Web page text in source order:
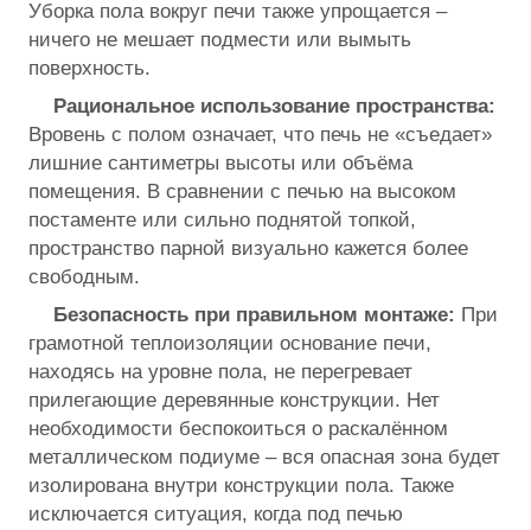
Уборка пола вокруг печи также упрощается –
ничего не мешает подмести или вымыть
поверхность.
Рациональное использование пространства:
Вровень с полом означает, что печь не «съедает»
лишние сантиметры высоты или объёма
помещения. В сравнении с печью на высоком
постаменте или сильно поднятой топкой,
пространство парной визуально кажется более
свободным.
Безопасность при правильном монтаже: При
грамотной теплоизоляции основание печи,
находясь на уровне пола, не перегревает
прилегающие деревянные конструкции. Нет
необходимости беспокоиться о раскалённом
металлическом подиуме – вся опасная зона будет
изолирована внутри конструкции пола. Также
исключается ситуация, когда под печью